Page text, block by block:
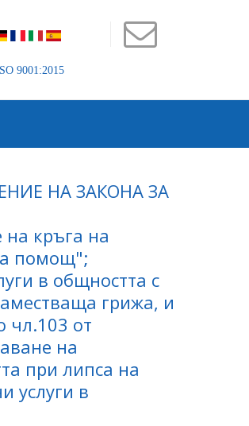
9001:2015
НА ЗАКОНА ЗА
на кръга на
помощ";
в общността с
грижа, и
чл.103 от
на
при липса на
услуги в